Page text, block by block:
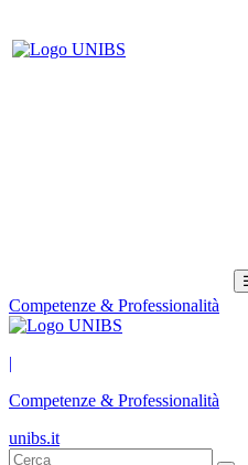
Competenze & Professionalità
|
Competenze & Professionalità
unibs.it